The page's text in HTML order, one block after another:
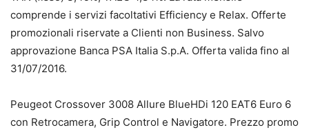
comprende i servizi facoltativi Efficiency e Relax. Offerte
promozionali riservate a Clienti non Business. Salvo
approvazione Banca PSA Italia S.p.A. Offerta valida fino al
31/07/2016.
Peugeot Crossover 3008 Allure BlueHDi 120 EAT6 Euro 6
con Retrocamera, Grip Control e Navigatore. Prezzo promo